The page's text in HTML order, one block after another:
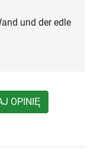
und der edle
OPINIĘ